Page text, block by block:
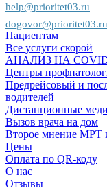
help@prioritet03.ru
dogovor@prioritet03.ru
Пациентам
Все услуги скорой
АНАЛИЗ НА
Центры
Предрейсовый и
водителей
Дистанционные
Вызов врача на дом
Второе мнение МРТ
Цены
Оплата по QR-коду
О нас
Отзывы